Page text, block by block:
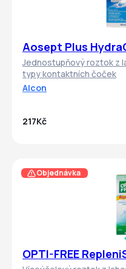
Aosept Plus
Jednostupňový roztok z
typy kontaktních čoček
Alcon
217Kč
OPTI-FREE
Objednávka